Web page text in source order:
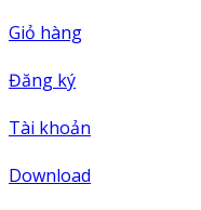
Giỏ hàng
Đăng ký
Tài khoản
Download